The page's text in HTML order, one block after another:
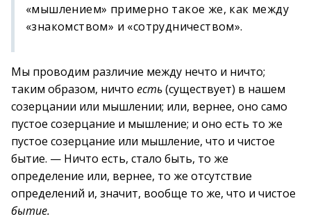
«мышлением» примерно такое же, как между
«знакомством» и «сотрудничеством».
Мы проводим различие между нечто и ничто;
таким образом, ничто есть(существует) в нашем
созерцании или мышлении; или, вернее, оно само
пустое созерцание и мышление; и оно есть то же
пустое созерцание или мышление, что и чистое
бытие. — Ничто есть, стало быть, то же
определение или, вернее, то же отсутствие
определений и, значит, вообще то же, что и чистое
бытие.